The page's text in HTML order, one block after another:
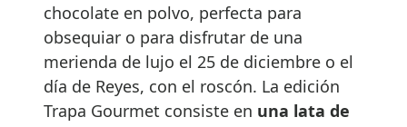
chocolate en polvo, perfecta para
obsequiar o para disfrutar de una
merienda de lujo el 25 de diciembre o el
día de Reyes, con el roscón. La edición
Trapa Gourmet consiste en una lata de